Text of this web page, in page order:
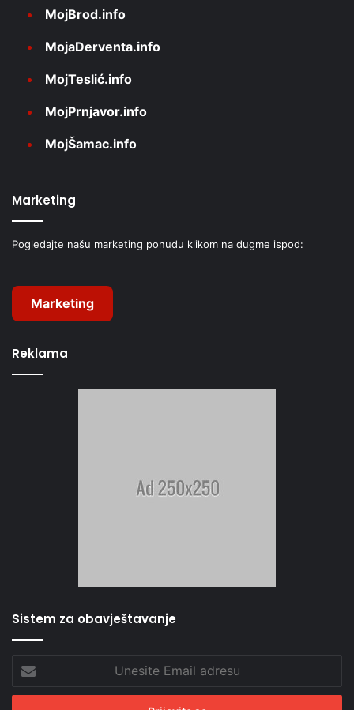
MojBrod.info
MojaDerventa.info
MojTeslić.info
MojPrnjavor.info
MojŠamac.info
Marketing
Pogledajte našu marketing ponudu klikom na dugme ispod:
Marketing
Reklama
Sistem za obavještavanje
Email
adresu